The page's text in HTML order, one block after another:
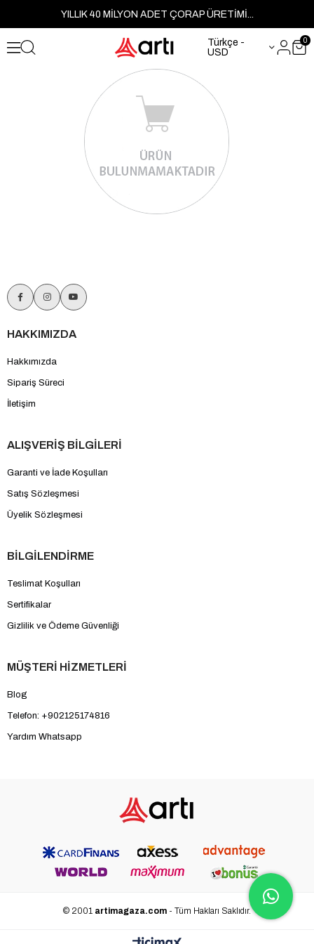
YILLIK 40 MİLYON ADET ÇORAP ÜRETİMİ...
Türkçe -
USD
0
HAKKIMIZDA
Hakkımızda
Sipariş Süreci
İletişim
ALIŞVERİŞ BİLGİLERİ
Garanti ve İade Koşulları
Satış Sözleşmesi
Üyelik Sözleşmesi
BİLGİLENDİRME
Teslimat Koşulları
Sertifikalar
Gizlilik ve Ödeme Güvenliği
MÜŞTERİ HİZMETLERİ
Blog
Telefon: +902125174816
Yardım Whatsapp
© 2001 artimagaza.com - Tüm Hakları Saklıdır.